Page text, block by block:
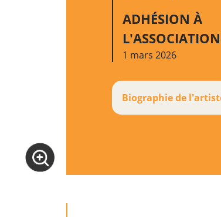
ADHÉSION À
L'ASSOCIATION
1 mars 2026
Biographie de